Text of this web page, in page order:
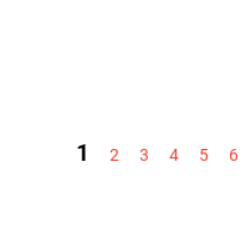
1 2 3 4 5 6